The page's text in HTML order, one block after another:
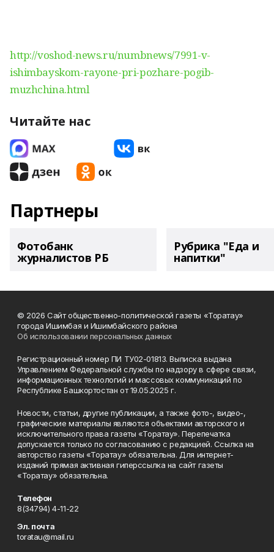
http://voshod-news.ru/numbnews/7991-v-
ishimbayskom-rayone-pri-pozhare-pogib-
muzhchina.html
Читайте нас
Партнеры
Фотобанк
журналистов РБ
Рубрика "Еда и
напитки"
© 2026 Сайт общественно-политической газеты «Торатау»
города Ишимбая и Ишимбайского района
Об использовании персональных данных
Регистрационный номер ПИ ТУ02-01813. Выписка выдана
Управлением Федеральной службы по надзору в сфере связи,
информационных технологий и массовых коммуникаций по
Республике Башкортостан от 19.05.2025 г.
Новости, статьи, другие публикации, а также фото-, видео-,
графические материалы являются объектами авторского и
исключительного права газеты «Торатау». Перепечатка
допускается только по согласованию с редакцией. Ссылка на
авторство газеты «Торатау» обязательна. Для интернет-
изданий прямая активная гиперссылка на сайт газеты
«Торатау» обязательна.
Телефон
8(34794) 4-11-22
Эл. почта
toratau@mail.ru